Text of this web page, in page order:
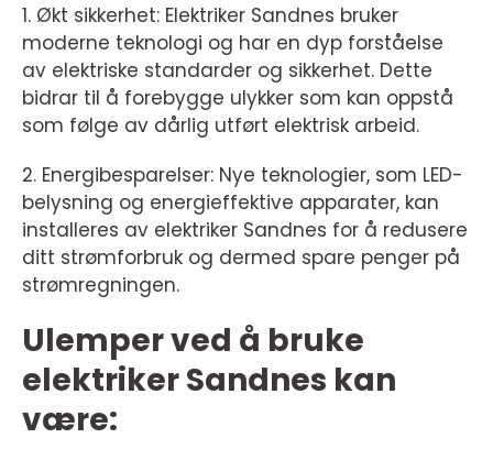
1. Økt sikkerhet: Elektriker Sandnes bruker
moderne teknologi og har en dyp forståelse
av elektriske standarder og sikkerhet. Dette
bidrar til å forebygge ulykker som kan oppstå
som følge av dårlig utført elektrisk arbeid.
2. Energibesparelser: Nye teknologier, som LED-
belysning og energieffektive apparater, kan
installeres av elektriker Sandnes for å redusere
ditt strømforbruk og dermed spare penger på
strømregningen.
Ulemper ved å bruke
elektriker Sandnes kan
være: